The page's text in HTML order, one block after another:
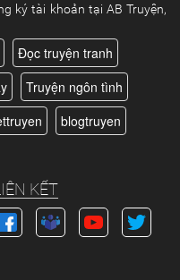
ký tài khoản tại AB Truyện,
Đọc truyện tranh
Truyện ngôn tình
blogtruyen
KẾT